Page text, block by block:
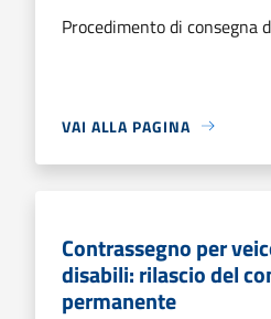
Procedimento di consegna
VAI ALLA PAGINA
Contrassegno per
disabili: rilascio del
permanente